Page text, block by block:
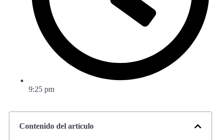
9:25 pm
Contenido del artículo